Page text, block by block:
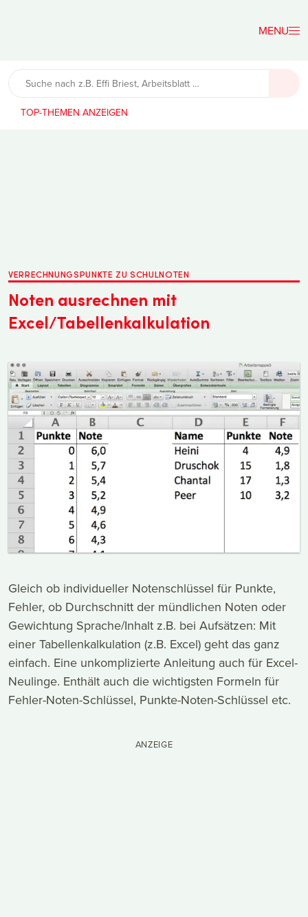
Lehrerfreund
TOP-THEMEN
VERRECHNUNGSPUNKTE ZU SCHULNOTEN
Noten ausrechnen mit
Excel/Tabellenkalkulation
Gleich ob individueller Notenschlüssel für Punkte,
Fehler, ob Durchschnitt der mündlichen Noten oder
Gewichtung Sprache/Inhalt z.B. bei Aufsätzen: Mit
einer Tabellenkalkulation (z.B. Excel) geht das ganz
einfach. Eine unkomplizierte Anleitung auch für Excel-
Neulinge. Enthält auch die wichtigsten Formeln für
Fehler-Noten-Schlüssel, Punkte-Noten-Schlüssel etc.
ANZEIGE